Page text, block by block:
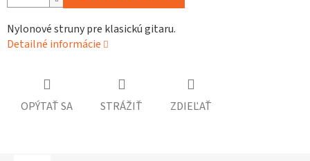
Nylonové struny pre klasickú gitaru.
Detailné informácie
OPÝTAŤ SA STRÁŽIŤ ZDIEĽAŤ